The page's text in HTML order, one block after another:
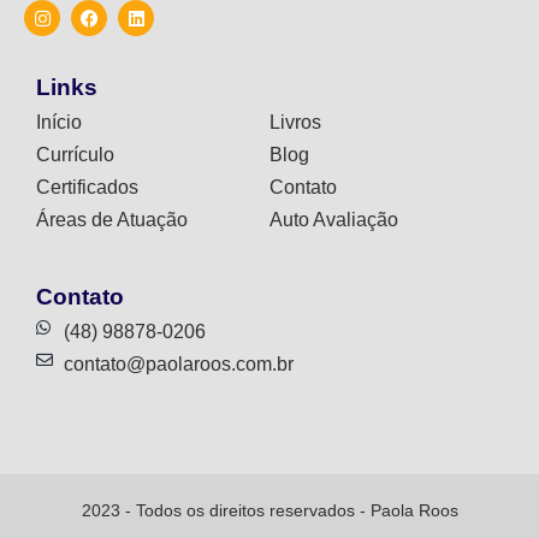
Links
Início
Currículo
Certificados
Áreas de Atuação
Livros
Blog
Contato
Auto Avaliação
Contato
(48) 98878-0206
contato@paolaroos.com.br
2023 - Todos os direitos reservados - Paola Roos